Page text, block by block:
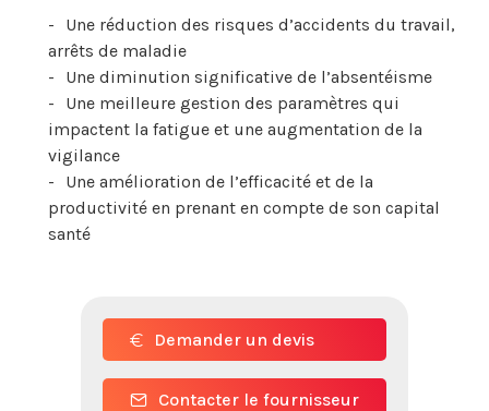
Une réduction des risques d’accidents du travail,
arrêts de maladie
Une diminution significative de l’absentéisme
Une meilleure gestion des paramètres qui
impactent la fatigue et une augmentation de la
vigilance
Une amélioration de l’efficacité et de la
productivité en prenant en compte de son capital
santé
Demander un devis
Contacter le fournisseur